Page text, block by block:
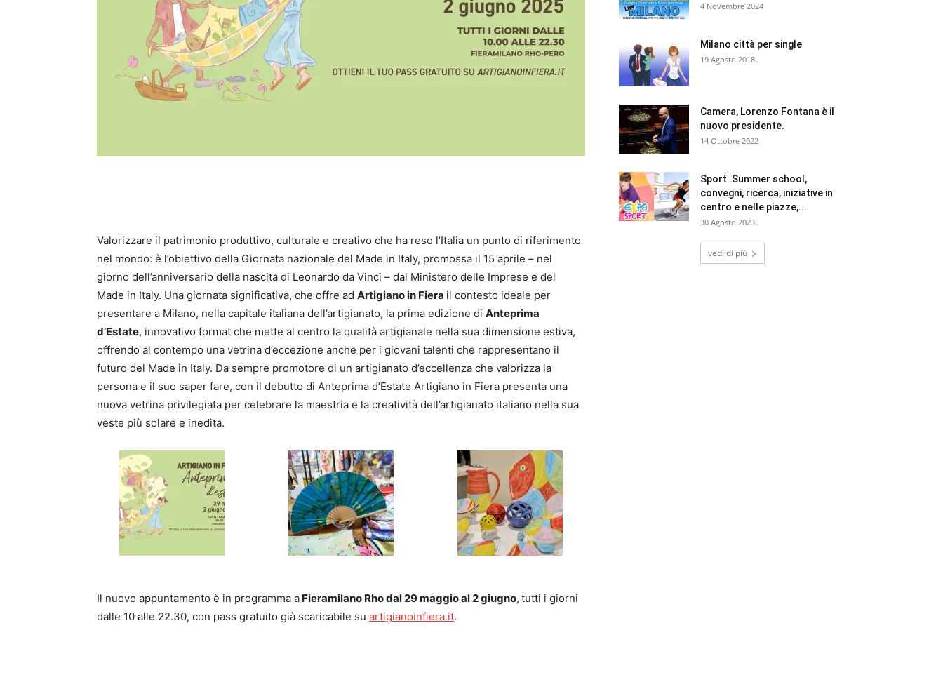
Valorizzare il patrimonio produttivo, culturale e creativo che ha reso l’Italia un punto di riferimento
nel mondo: è l’obiettivo della Giornata nazionale del Made in Italy, promossa il 15 aprile – nel
giorno dell’anniversario della nascita di Leonardo da Vinci – dal Ministero delle Imprese e del
Made in Italy. Una giornata significativa, che offre ad Artigiano in Fiera il contesto ideale per
presentare a Milano, nella capitale italiana dell’artigianato, la prima edizione di Anteprima
d’Estate, innovativo format che mette al centro la qualità artigianale nella sua dimensione estiva,
offrendo al contempo una vetrina d’eccezione anche per i giovani talenti che rappresentano il
futuro del Made in Italy. Da sempre promotore di un artigianato d’eccellenza che valorizza la
persona e il suo saper fare, con il debutto di Anteprima d’Estate Artigiano in Fiera presenta una
nuova vetrina privilegiata per celebrare la maestria e la creatività dell’artigianato italiano nella sua
veste più solare e inedita.
Il nuovo appuntamento è in programma a Fieramilano Rho dal 29 maggio al 2 giugno, tutti i giorni
dalle 10 alle 22.30, con pass gratuito già scaricabile su artigianoinfiera.it.
4 Novembre 2024
Milano città per single
19 Agosto 2018
Camera, Lorenzo Fontana è il
nuovo presidente.
14 Ottobre 2022
Sport. Summer school,
convegni, ricerca, iniziative in
centro e nelle piazze,...
30 Agosto 2023
vedi di più